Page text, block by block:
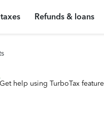
Refunds & loans
Get help using TurboTax